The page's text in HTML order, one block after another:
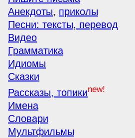
Анекдоты, приколы
Песни: тексты, перевод
Видео
Грамматика
Идиомы
Сказки
Рассказы, топикиnew!
Имена
Словари
Мультфильмы